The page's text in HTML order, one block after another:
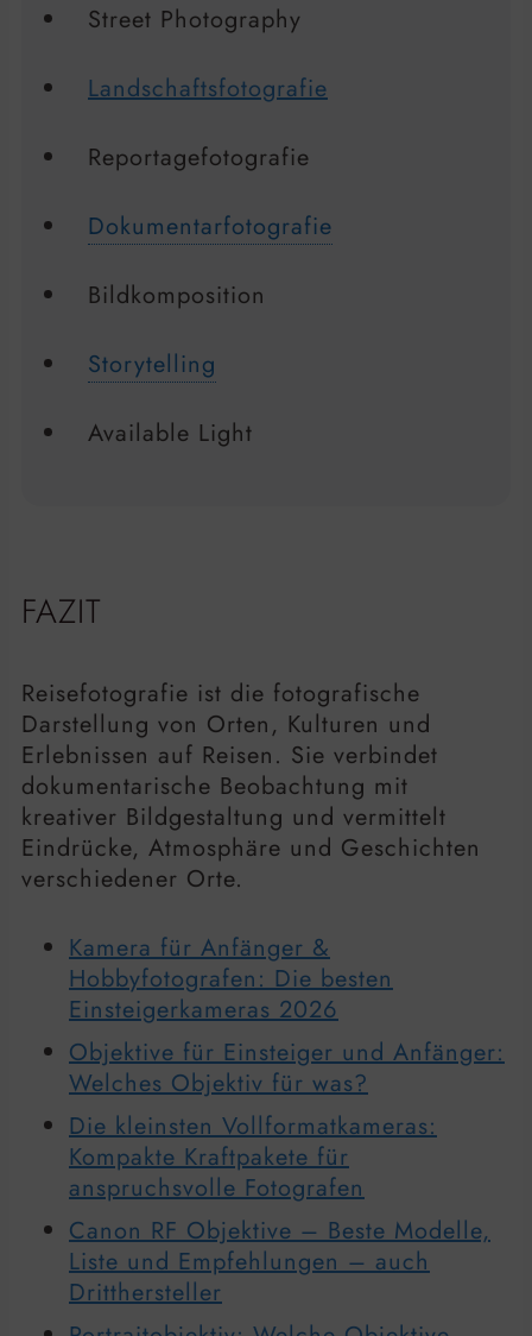
Street Photography
Landschaftsfotografie
Reportagefotografie
Dokumentarfotografie
Bildkomposition
Storytelling
Available Light
FAZIT
Reisefotografie ist die fotografische
Darstellung von Orten, Kulturen und
Erlebnissen auf Reisen. Sie verbindet
dokumentarische Beobachtung mit
kreativer Bildgestaltung und vermittelt
Eindrücke, Atmosphäre und Geschichten
verschiedener Orte.
Kamera für Anfänger &
Hobbyfotografen: Die besten
Einsteigerkameras 2026
Objektive für Einsteiger und Anfänger:
Welches Objektiv für was?
Die kleinsten Vollformatkameras:
Kompakte Kraftpakete für
anspruchsvolle Fotografen
Canon RF Objektive – Beste Modelle,
Liste und Empfehlungen – auch
Dritthersteller